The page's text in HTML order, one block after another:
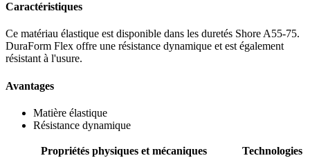
Caractéristiques
Ce matériau élastique est disponible dans les duretés Shore A55-75.
DuraForm Flex offre une résistance dynamique et est également
résistant à l'usure.
Avantages
Matière élastique
Résistance dynamique
Propriétés physiques et mécaniques
Technologies